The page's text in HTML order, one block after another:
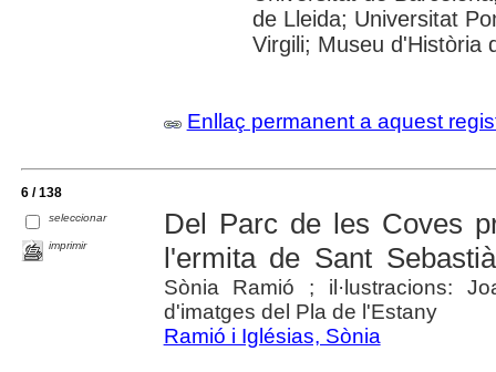
de Lleida; Universitat
Virgili; Museu d'Història
Enllaç permanent a aquest
6 / 138
seleccionar
imprimir
Del Parc de les Coves
l'ermita de Sant
Sònia Ramió ; il·lustracions:
d'imatges del Pla de l'Estany
Ramió i Iglésias, Sònia